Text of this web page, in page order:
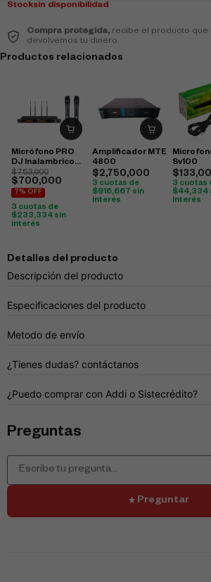
Stocksin disponibilidad
Compra protegida,recibe el producto que
devolvemos tu dinero.
Productos relacionados
Micrófono PRO
DJ Inalambrico
UHV-822M
$753,000
$ 700,000
7% OFF
3 cuotas de
$233,334 sin
interés
Amplificador MTE
4800
$2,750,000
3 cuotas de
$916,667 sin
interés
Sv100
$
3 cuotas
$44,334
interés
Detalles del producto
Descripción del producto
Especificaciones del producto
Metodo de envío
¿Tienes dudas? contáctanos
¿Puedo comprar con Addi o Sistecrédito?
Preguntas
Preguntar